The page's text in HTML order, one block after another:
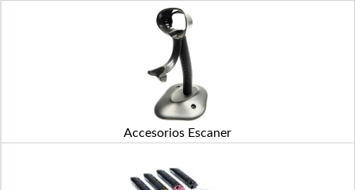
Accesorios Escaner